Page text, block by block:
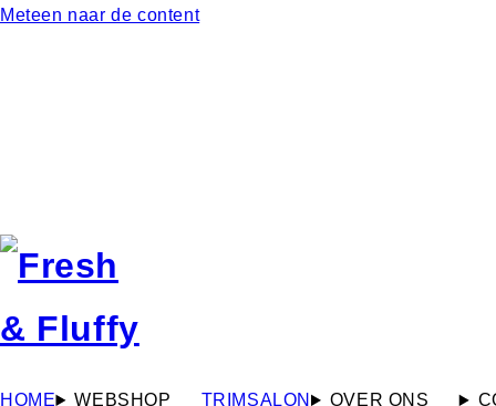
Meteen naar de content
HOME WEBSHOP TRIMSALON OVER ONS